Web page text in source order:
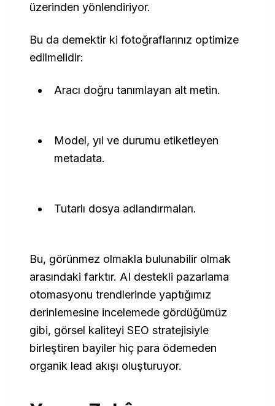
üzerinden yönlendiriyor.
Bu da demektir ki fotoğraflarınız optimize
edilmelidir:
Aracı doğru tanımlayan alt metin.
Model, yıl ve durumu etiketleyen
metadata.
Tutarlı dosya adlandırmaları.
Bu, görünmez olmakla bulunabilir olmak
arasındaki farktır. AI destekli pazarlama
otomasyonu trendlerinde yaptığımız
derinlemesine incelemede gördüğümüz
gibi, görsel kaliteyi SEO stratejisiyle
birleştiren bayiler hiç para ödemeden
organik lead akışı oluşturuyor.